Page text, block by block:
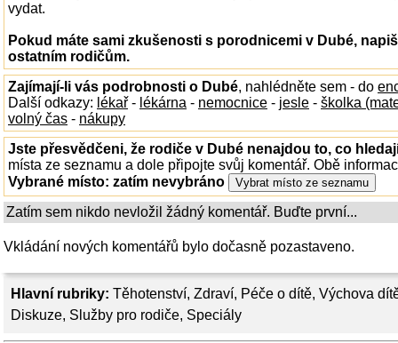
Hlavní rubriky: Těhotenství, Zdraví, Péče o dítě, Výchova
Diskuze, Služby pro rodiče, Speciály
vydat.
Pokud máte sami zkušenosti s porodnicemi v Dubé,
ostatním rodičům.
Zajímají-li vás podrobnosti o Dubé, nahlédněte sem - do
Další odkazy: lékař - lékárna - nemocnice - jesle - školka
volný čas - nákupy
Jste přesvědčeni, že rodiče v Dubé nenajdou to, co
místa ze seznamu a dole připojte svůj komentář. Obě
Vybrané místo: zatím nevybráno
Zatím sem nikdo nevložil žádný komentář. Buďte první...
Vkládání nových komentářů bylo dočasně pozastaveno.